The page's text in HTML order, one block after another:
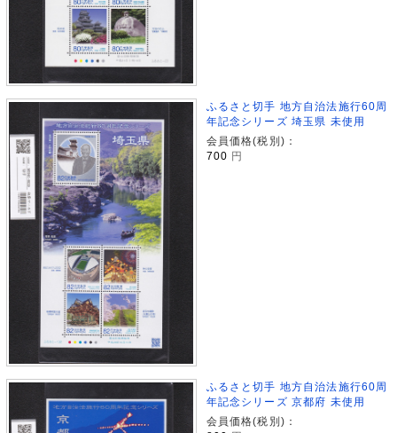
ふるさと切手 地方自治法施行60周
年記念シリーズ 埼玉県 未使用
会員価格(税別)：
700 円
ふるさと切手 地方自治法施行60周
年記念シリーズ 京都府 未使用
会員価格(税別)：